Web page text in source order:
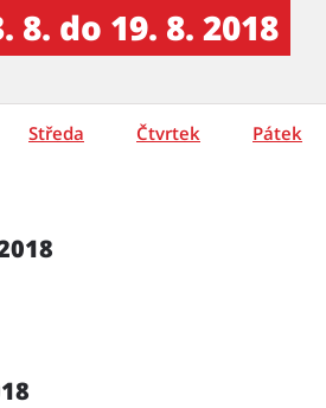
8. do 19. 8. 2018
Středa Čtvrtek Pátek